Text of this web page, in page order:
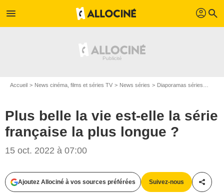
menu profil search
Accueil News cinéma, films et séries TV News séries Diaporamas séries
Plus belle la vie est-elle la série
française la plus longue ?
15 oct. 2022 à 07:00
Ajoutez Allociné à vos sources préférées Suivez-nous